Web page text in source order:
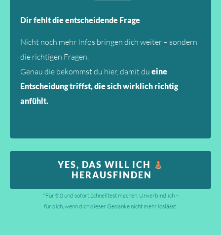
Dir fehlt die entscheidende Frage
Nicht noch mehr Infos bringen dich weiter – sondern
die richtigen Fragen.
Genau die bekommst du hier, damit du eine
Entscheidung triffst, die sich wirklich richtig
anfühlt.
YES, DAS WILL ICH
HERAUSFINDEN
*Für € 0 und sofort Schnelltest machen. Unverbindlich –
für dich, wenn dich dieser Gedanke nicht mehr loslässt.